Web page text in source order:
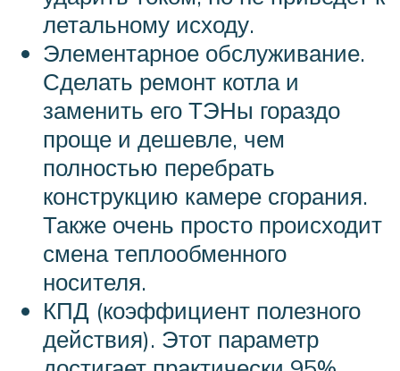
летальному исходу.
Элементарное обслуживание.
Сделать ремонт котла и
заменить его ТЭНы гораздо
проще и дешевле, чем
полностью перебрать
конструкцию камере сгорания.
Также очень просто происходит
смена теплообменного
носителя.
КПД (коэффициент полезного
действия). Этот параметр